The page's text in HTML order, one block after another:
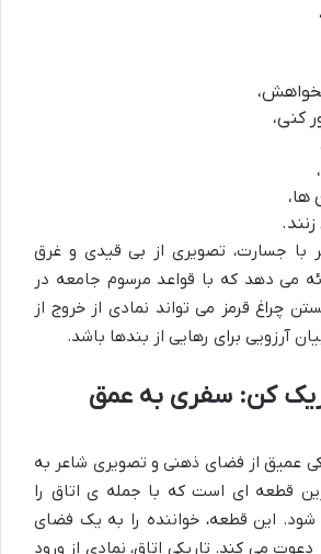
کنی،
ها،
با جسارت، تصویری از بی قیدی و غرق
می دهد که با قواعد مرسوم جامعه در
چراغ قرمز می تواند نمادی از خروج از
آرزویی برای رهایی از بندها باشد.
کن: سفری به عمق
عمیق از فضای ذهنی و تصویری شاعر به
قطعه ای است که با جمله ی اتاق را
این قطعه، خواننده را به یک فضای
دعوت می کند. تاریکی اتاق، نمادی از ورود